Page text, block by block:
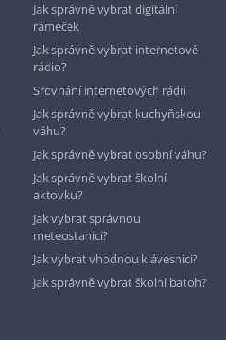
Jak správně vybrat digitální
rámeček
Jak správně vybrat internetové
rádio?
Srovnání internetových rádií
Jak správně vybrat kuchyňskou
váhu?
Jak správně vybrat osobní váhu?
Jak správně vybrat školní
aktovku?
Jak vybrat správnou
meteostanici?
Jak vybrat vhodnou klávesnici?
Jak správně vybrat školní batoh?